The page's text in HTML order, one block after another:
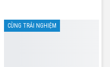
CÙNG TRẢI NGHIỆM